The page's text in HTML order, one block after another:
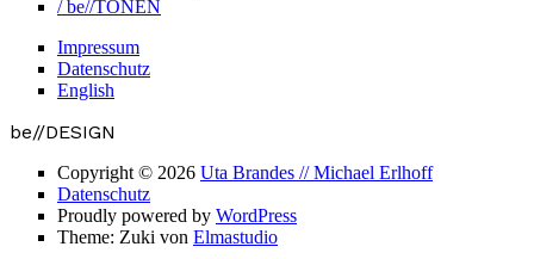
/ be//TONEN
Impressum
Datenschutz
English
be//DESIGN
Copyright © 2026 Uta Brandes // Michael Erlhoff
Datenschutz
Proudly powered by WordPress
Theme: Zuki von Elmastudio